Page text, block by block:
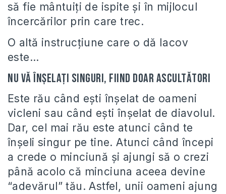
să fie mântuiți de ispite și în mijlocul
încercărilor prin care trec.
O altă instrucțiune care o dă Iacov
este…
Nu vă înșelați singuri, fiind doar ascultători
Este rău când ești înșelat de oameni
vicleni sau când ești înșelat de diavolul.
Dar, cel mai rău este atunci când te
înșeli singur pe tine. Atunci când începi
a crede o minciună și ajungi să o crezi
până acolo că minciuna aceea devine
“adevărul” tău. Astfel, unii oameni ajung